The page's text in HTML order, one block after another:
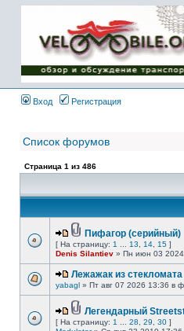
Имя пользователя:
Пароль:
{ LOG_ME_IN_SHORT
}
Вход
Регистрация
Список форумов
Страница 1 из 486
Пифагор (серийный)
[ На страницу: 1 13 14 15 ]
Denis Silantiev » Пн июн 03
Лежажак из стекломата
yabagl » Пт авг 07 2026 13:36 в
Легендарный
[ На страницу: 1 28 29 30 ]